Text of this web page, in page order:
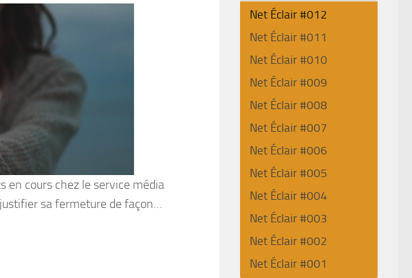
en cours chez le service média
sa fermeture de façon…
Net Éclair #012
Net Éclair #011
Net Éclair #010
Net Éclair #009
Net Éclair #008
Net Éclair #007
Net Éclair #006
Net Éclair #005
Net Éclair #004
Net Éclair #003
Net Éclair #002
Net Éclair #001